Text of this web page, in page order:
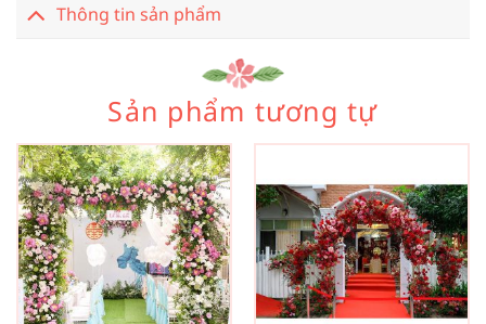
Thông tin sản phẩm
Sản phẩm tương tự